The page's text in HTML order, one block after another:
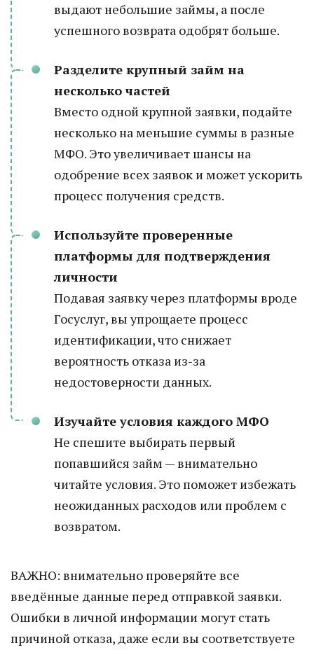
выдают небольшие займы, а после
успешного возврата одобрят больше.
Разделите крупный займ на
несколько частей
Вместо одной крупной заявки, подайте
несколько на меньшие суммы в разные
МФО. Это увеличивает шансы на
одобрение всех заявок и может ускорить
процесс получения средств.
Используйте проверенные
платформы для подтверждения
личности
Подавая заявку через платформы вроде
Госуслуг, вы упрощаете процесс
идентификации, что снижает
вероятность отказа из-за
недостоверности данных.
Изучайте условия каждого МФО
Не спешите выбирать первый
попавшийся займ — внимательно
читайте условия. Это поможет избежать
неожиданных расходов или проблем с
возвратом.
ВАЖНО: внимательно проверяйте все
введённые данные перед отправкой заявки.
Ошибки в личной информации могут стать
причиной отказа, даже если вы соответствуете